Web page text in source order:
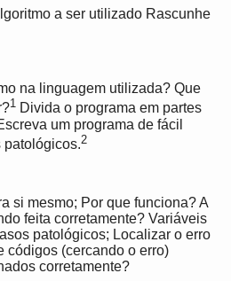
a ser utilizado Rascunhe
na linguagem utilizada? Que
1 Divida o programa em partes
um programa de fácil
patológicos.2
si mesmo; Por que funciona? A
feita corretamente? Variáveis
patológicos; Localizar o erro
códigos (cercando o erro)
corretamente?